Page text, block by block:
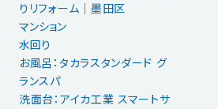
りリフォーム｜墨田区
マンション
水回り
お風呂：タカラスタンダード グ
ランスパ
洗面台：アイカ工業 スマートサ